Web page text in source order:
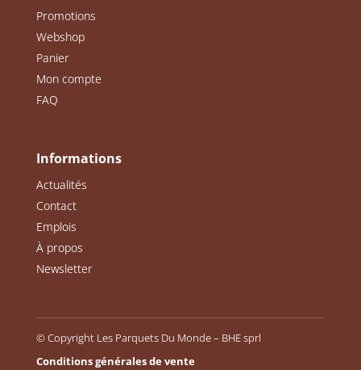
Promotions
Webshop
Panier
Mon compte
FAQ
Informations
Actualités
Contact
Emplois
À propos
Newsletter
© Copyright Les Parquets Du Monde – BHE sprl
Conditions générales de vente